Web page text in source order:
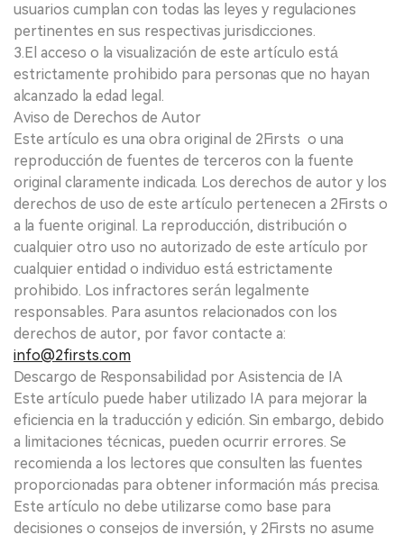
usuarios cumplan con todas las leyes y regulaciones
pertinentes en sus respectivas jurisdicciones.
3.El acceso o la visualización de este artículo está
estrictamente prohibido para personas que no hayan
alcanzado la edad legal.
Aviso de Derechos de Autor
Este artículo es una obra original de 2Firsts o una
reproducción de fuentes de terceros con la fuente
original claramente indicada. Los derechos de autor y los
derechos de uso de este artículo pertenecen a 2Firsts o
a la fuente original. La reproducción, distribución o
cualquier otro uso no autorizado de este artículo por
cualquier entidad o individuo está estrictamente
prohibido. Los infractores serán legalmente
responsables. Para asuntos relacionados con los
derechos de autor, por favor contacte a:
info@2firsts.com
Descargo de Responsabilidad por Asistencia de IA
Este artículo puede haber utilizado IA para mejorar la
eficiencia en la traducción y edición. Sin embargo, debido
a limitaciones técnicas, pueden ocurrir errores. Se
recomienda a los lectores que consulten las fuentes
proporcionadas para obtener información más precisa.
Este artículo no debe utilizarse como base para
decisiones o consejos de inversión, y 2Firsts no asume